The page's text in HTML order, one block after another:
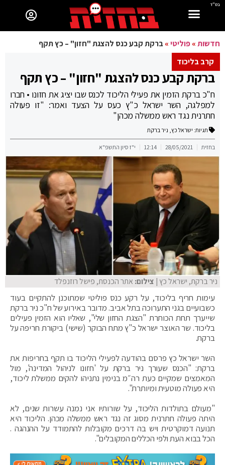
בס"ד
חדשות»פוליטי»ברקת קבע כנס להצגת "חזון" – כץ תקף
קרב בליכוד
ברקת קבע כנס להצגת "חזון" – כץ תקף
ח"כ ברקת הזמין את פעילי הליכוד לכנס שבו יציג את חזונו • חברו
למפלגה, השר ישראל כ"ץ כעס על הצעד ואמר: "זו פעולה
חתרנית נגד ראש ממשלה מכהן"
תגיות: ישראל כץ, ניר ברקת
בחזית 28/05/2021
12:14 י"ז סיון התשפ"א
ניר ברקת, ישראל כץ | צילום: אתר הכנסת, פישל רוזנפלד
עימות חריף בליכוד, על רקע כנס פוליטי שמתוכנן להתקיים בעוד
כשבועיים בגני התערוכה בתל אביב. מדובר באירוע של ח"כ ניר ברקת
שייערך תחת הכותרת "הצגת החזון שלי", שאליו הוא הזמין פעילים
בליכוד. שר האוצר ישראל כ"ץ מתח הבוקר (שישי) ביקורת חריפה על
ברקת.
השר ישראל כץ פרסם בהודעה לפעילי הליכוד בו תקף בחריפות את
ברקת: "הכנס שעורך ניר ברקת על 'חזונו לניהול המדינה', מול
המאמצים שמקיים כעת רה״מ בנימין נתניהו להקים ממשלת ליכוד,
היא פעולה מוטעית ומיותרת".
"מעולם בתולדות הליכוד, על שורותיו אני נמנה עשרות שנים, לא
היתה פעולה חתרנית מסוג זה נגד ראש ממשלה מכהן. הליכוד היא
תנועה דמוקרטית ויש בה דרכים מקובלות להתמודד על ההנהגה .
הכל בבוא העת ולפי הכללים המקובלים".